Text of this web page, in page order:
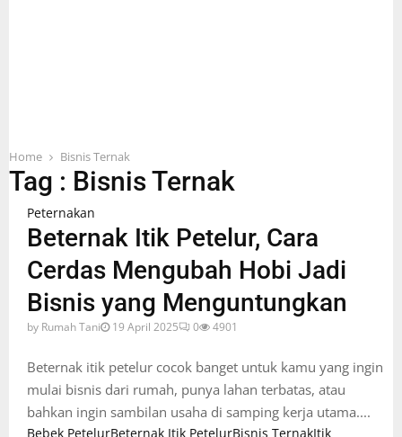
Home Bisnis Ternak
Tag : Bisnis Ternak
Peternakan
Beternak Itik Petelur, Cara
Cerdas Mengubah Hobi Jadi
Bisnis yang Menguntungkan
by Rumah Tani 19 April 2025 0 4901
Beternak itik petelur cocok banget untuk kamu yang ingin
mulai bisnis dari rumah, punya lahan terbatas, atau
bahkan ingin sambilan usaha di samping kerja utama....
Bebek PetelurBeternak Itik PetelurBisnis TernakItik